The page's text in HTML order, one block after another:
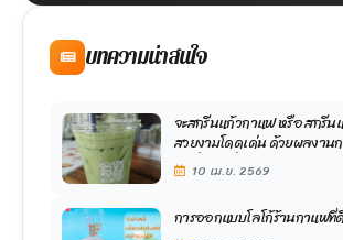
บทความน่าสนใจ
จะสกรีนแก้วกาแฟ หรือ สกรีน
สวยงามโดดเด่น ด้วยผลงาน
ฟรีทั่วไทย มั่นใจในการออกแบบ
10 เม.ย. 2569
การออกแบบโลโก้ร้านกาแฟที่